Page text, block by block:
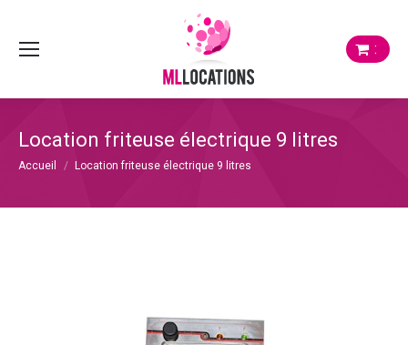
:
Location friteuse électrique 9 litres
Vous êtes ici :
Accueil Location friteuse électrique 9 litres